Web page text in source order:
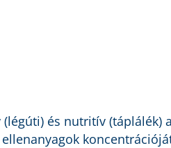
és nutritív (táplálék)